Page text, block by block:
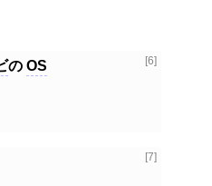
[6]
の OS
[7]